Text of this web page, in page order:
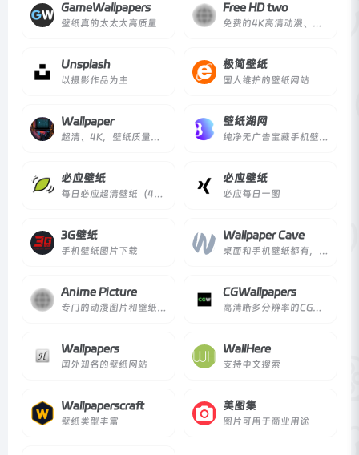
GameWallpapers
壁纸真的太太太高质量
Free HD two
免费的4K高清动漫、游戏及动态壁纸下载
Unsplash
以摄影作品为主
极简壁纸
国人维护的壁纸网站
Wallpaper
超清、4K，壁纸质量很高
壁纸湖网
纯净无广告宝藏手机壁纸网站
必应壁纸
每日必应超清壁纸（4K）
必应壁纸
必应每日一图
3G壁纸
手机壁纸图片下载
Wallpaper Cave
桌面和手机壁纸都有，8K分辨率
Anime Picture
专门的动漫图片和壁纸分享网站
CGWallpapers
高清晰多分辨率的CG类壁纸网站
Wallpapers
国外知名的壁纸网站
WallHere
支持中文搜索
Wallpaperscraft
壁纸类型丰富
美图集
图片可用于商业用途